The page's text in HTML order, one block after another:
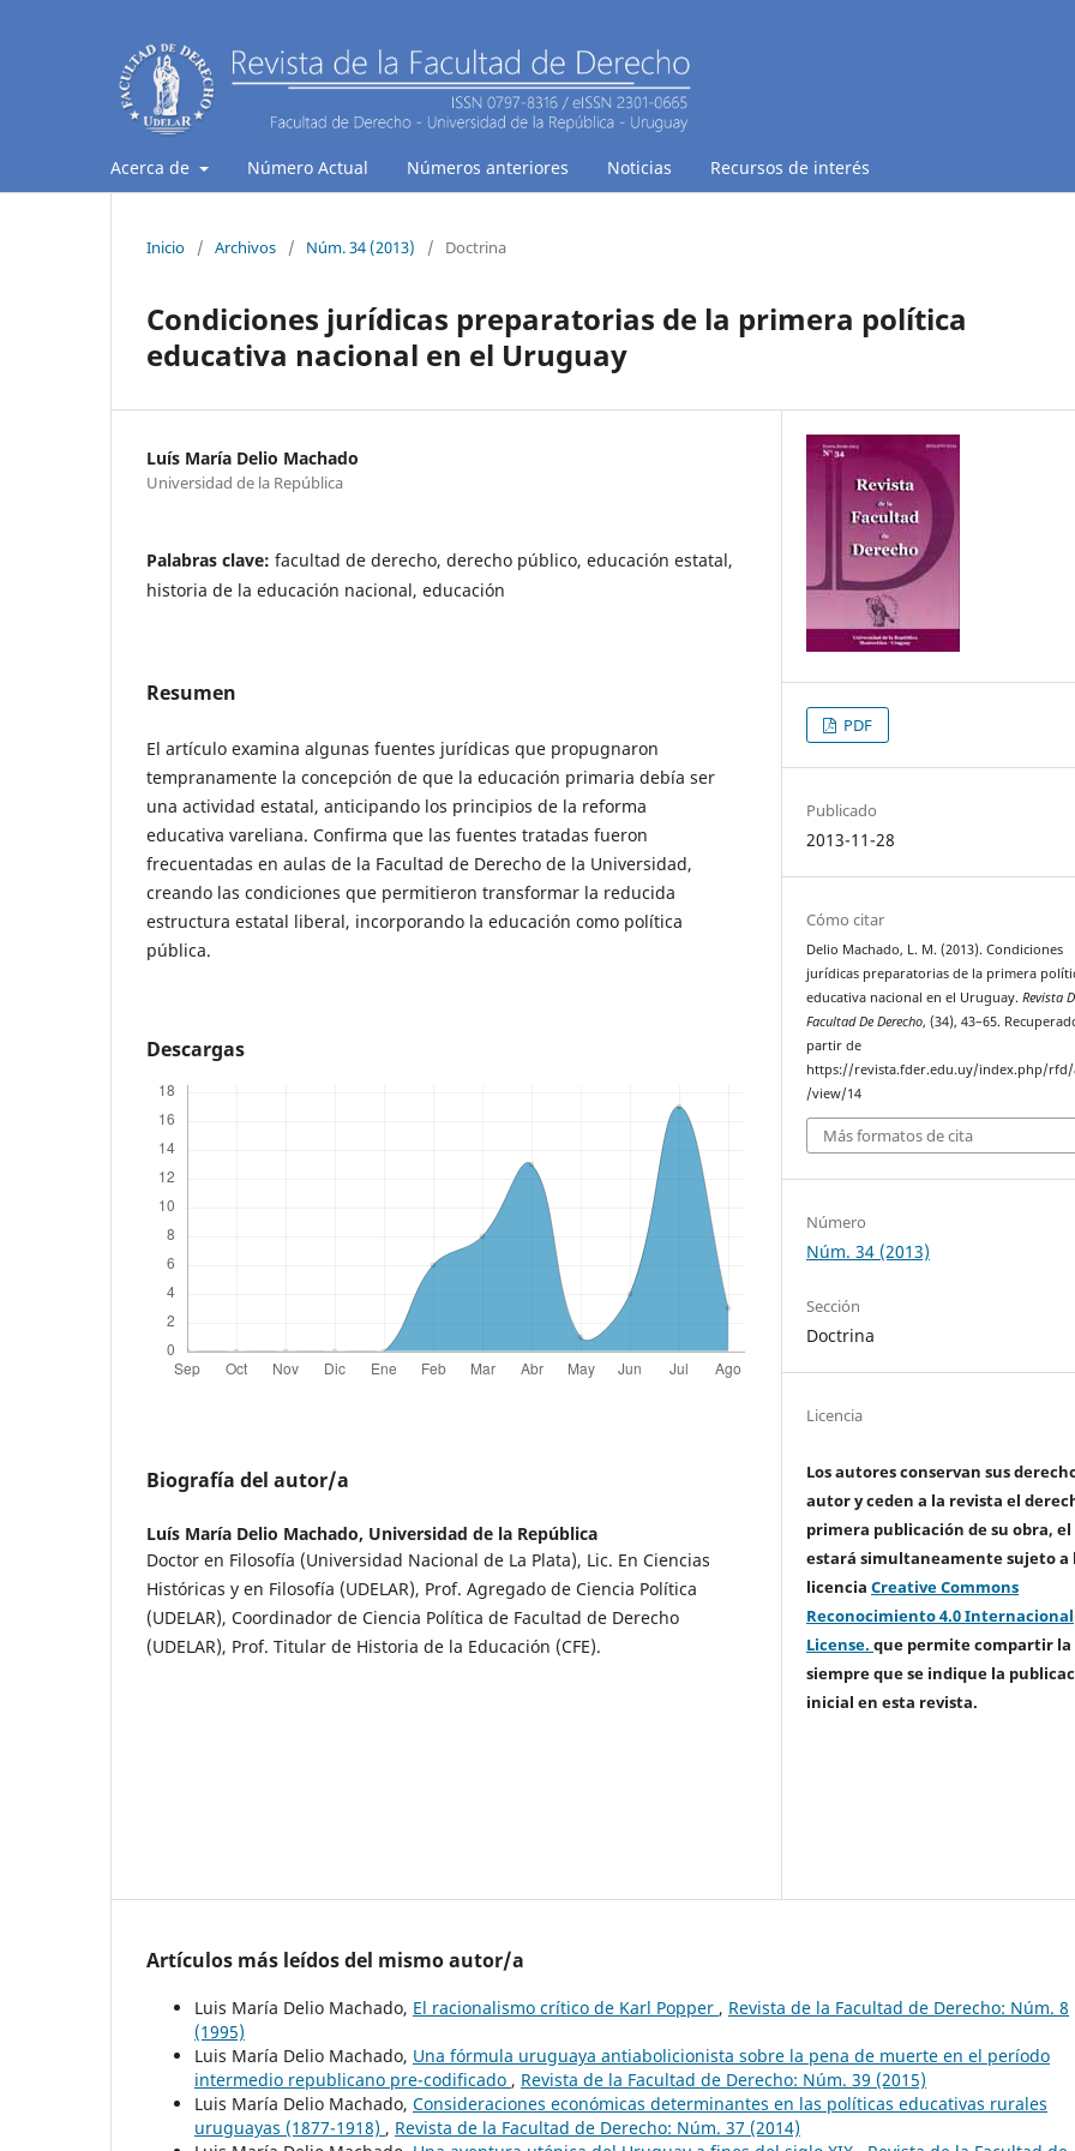
Acerca de Número Actual Números anteriores Noticias Recursos de interés
Inicio / Archivos / Núm. 34 (2013) / Doctrina
Condiciones jurídicas preparatorias de la primera política
educativa nacional en el Uruguay
Luís María Delio Machado
Universidad de la República
Palabras clave: facultad de derecho, derecho público, educación estatal,
historia de la educación nacional, educación
Resumen
El artículo examina algunas fuentes jurídicas que propugnaron
tempranamente la concepción de que la educación primaria debía ser
una actividad estatal, anticipando los principios de la reforma
educativa vareliana. Confirma que las fuentes tratadas fueron
frecuentadas en aulas de la Facultad de Derecho de la Universidad,
creando las condiciones que permitieron transformar la reducida
estructura estatal liberal, incorporando la educación como política
pública.
Descargas
Biografía del autor/a
Luís María Delio Machado, Universidad de la República
Doctor en Filosofía (Universidad Nacional de La Plata), Lic. En Ciencias
Históricas y en Filosofía (UDELAR), Prof. Agregado de Ciencia Política
(UDELAR), Coordinador de Ciencia Política de Facultad de Derecho
(UDELAR), Prof. Titular de Historia de la Educación (CFE).
PDF
Publicado
2013-11-28
Cómo citar
Delio Machado, L. M. (2013). Condiciones
jurídicas preparatorias de la primera
educativa nacional en el Uruguay.Revista
Facultad De Derecho, (34), 43–65.
partir de
https://revista.fder.edu.uy/index.php/
/view/14
Más formatos de cita
Número
Núm. 34 (2013)
Sección
Doctrina
Licencia
Los autores conservan sus
autor y ceden a la revista el
primera publicación de su obra, el
estará simultaneamente sujeto a
licenciaCreative Commons
Reconocimiento 4.0 Internacional
License.que permite compartir la
siempre que se indique la
inicial en esta revista.
Artículos más leídos del mismo autor/a
Luis María Delio Machado, El racionalismo crítico de Karl Popper , Revista de la Facultad de Derecho: Núm. 8
(1995)
Luis María Delio Machado, Una fórmula uruguaya antiabolicionista sobre la pena de muerte en el período
intermedio republicano pre-codificado , Revista de la Facultad de Derecho: Núm. 39 (2015)
Luis María Delio Machado, Consideraciones económicas determinantes en las políticas educativas rurales
uruguayas (1877-1918) , Revista de la Facultad de Derecho: Núm. 37 (2014)